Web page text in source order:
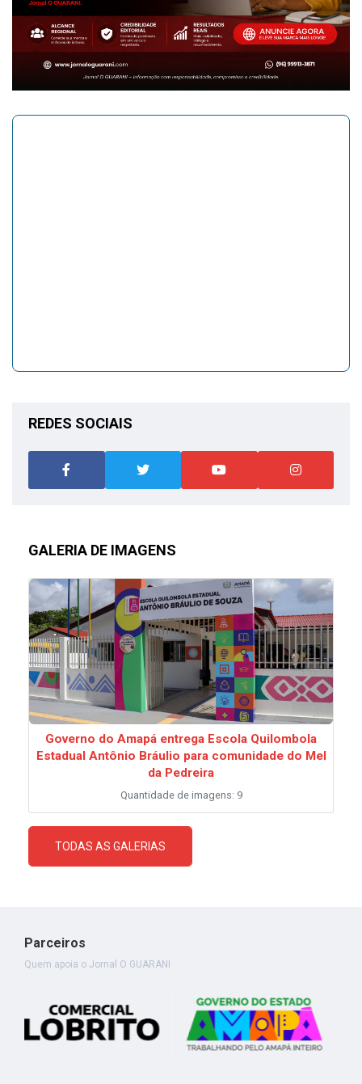
REDES SOCIAIS
GALERIA DE IMAGENS
Governo do Amapá entrega Escola Quilombola
Estadual Antônio Bráulio para comunidade do Mel
da Pedreira
Quantidade de imagens: 9
TODAS AS GALERIAS
Parceiros
Quem apoia o Jornal O GUARANI